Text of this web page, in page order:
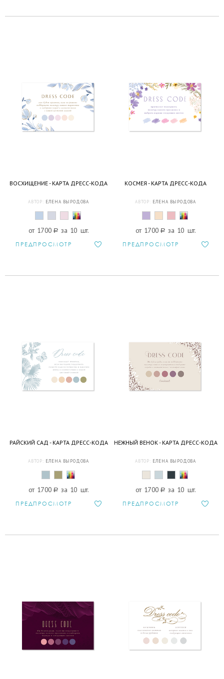
ВОСХИЩЕНИЕ - КАРТА ДРЕСС-КОДА
АВТОР: ЕЛЕНА ВЫРОДОВА
от 1700 a за 10 шт.
ПРЕДПРОСМОТР
КОСМЕЯ - КАРТА ДРЕСС-КОДА
АВТОР: ЕЛЕНА ВЫРОДОВА
от 1700 a за 10 шт.
ПРЕДПРОСМОТР
РАЙСКИЙ САД - КАРТА ДРЕСС-КОДА
АВТОР: ЕЛЕНА ВЫРОДОВА
от 1700 a за 10 шт.
ПРЕДПРОСМОТР
НЕЖНЫЙ ВЕНОК - КАРТА ДРЕСС-КОДА
АВТОР: ЕЛЕНА ВЫРОДОВА
от 1700 a за 10 шт.
ПРЕДПРОСМОТР